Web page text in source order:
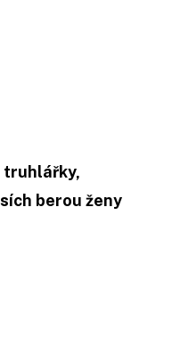
truhlářky,
berou ženy